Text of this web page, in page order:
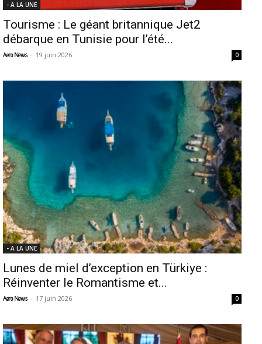
- A LA UNE
Tourisme : Le géant britannique Jet2
débarque en Tunisie pour l’été...
Aero News - 19 juin 2026 0
- A LA UNE
Lunes de miel d’exception en Türkiye :
Réinventer le Romantisme et...
Aero News - 17 juin 2026 0